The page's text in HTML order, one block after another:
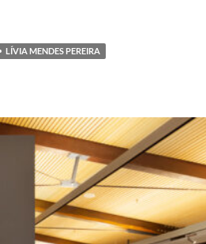
LÍVIA MENDES PEREIRA